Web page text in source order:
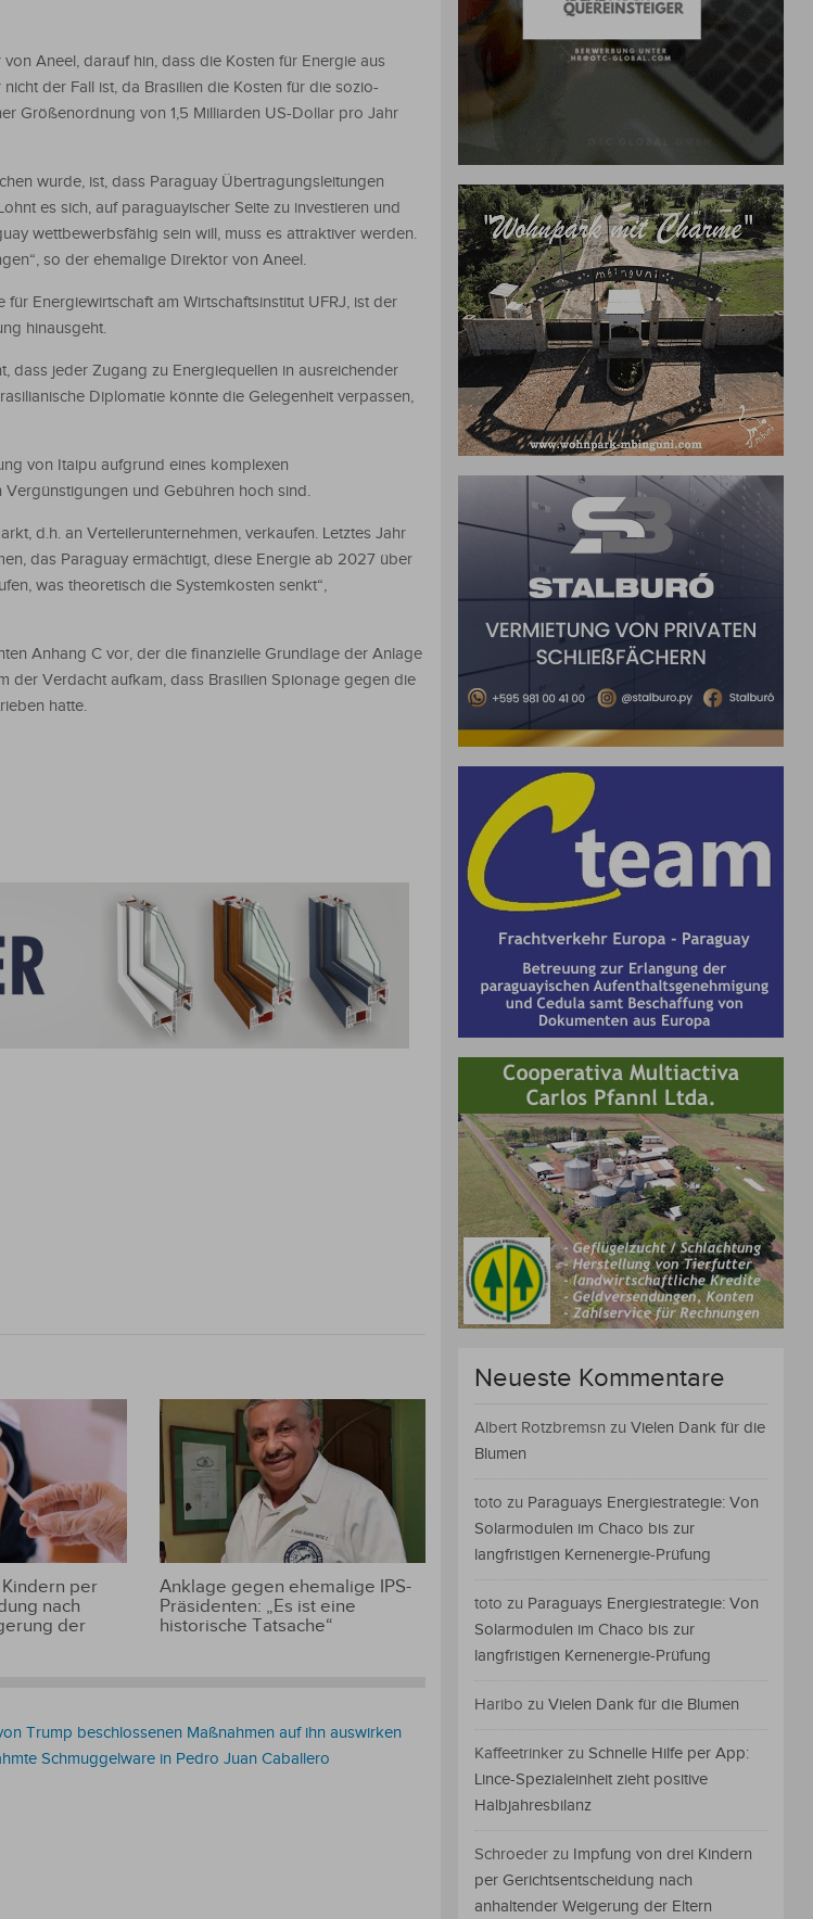
Aneel, darauf hin, dass die Kosten für Energie aus
der Fall ist, da Brasilien die Kosten für die sozio-
Größenordnung von 1,5 Milliarden US-Dollar pro Jahr
wurde, ist, dass Paraguay Übertragungsleitungen
es sich, auf paraguayischer Seite zu investieren und
wettbewerbsfähig sein will, muss es attraktiver werden.
so der ehemalige Direktor von Aneel.
Energiewirtschaft am Wirtschaftsinstitut UFRJ, ist der
hinausgeht.
dass jeder Zugang zu Energiequellen in ausreichender
Diplomatie könnte die Gelegenheit verpassen,
von Itaipu aufgrund eines komplexen
und Gebühren hoch sind.
d.h. an Verteilerunternehmen, verkaufen. Letztes Jahr
das Paraguay ermächtigt, diese Energie ab 2027 über
was theoretisch die Systemkosten senkt“,
Anhang C vor, der die finanzielle Grundlage der Anlage
der Verdacht aufkam, dass Brasilien Spionage gegen die
hatte.
per
nach
der
Anklage gegen ehemalige IPS-
Präsidenten: „Es ist eine
historische Tatsache“
Trump beschlossenen Maßnahmen auf ihn auswirken
Schmuggelware in Pedro Juan Caballero
Neueste Kommentare
Albert Rotzbremsn zu Vielen Dank für die
Blumen
toto zu Paraguays Energiestrategie: Von
Solarmodulen im Chaco bis zur
langfristigen Kernenergie-Prüfung
toto zu Paraguays Energiestrategie: Von
Solarmodulen im Chaco bis zur
langfristigen Kernenergie-Prüfung
Haribo zu Vielen Dank für die Blumen
Kaffeetrinker zu Schnelle Hilfe per App:
Lince-Spezialeinheit zieht positive
Halbjahresbilanz
Schroeder zu Impfung von drei Kindern
per Gerichtsentscheidung nach
anhaltender Weigerung der Eltern